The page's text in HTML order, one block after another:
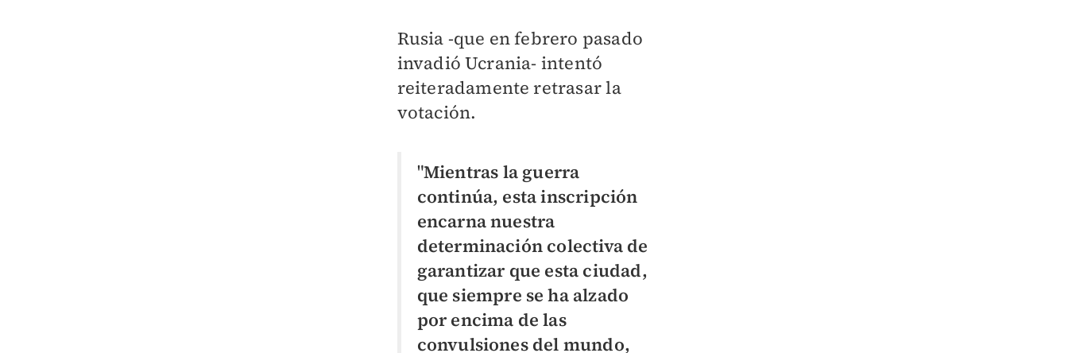
Rusia -que en febrero pasado
invadió Ucrania- intentó
reiteradamente retrasar la
votación.
"Mientras la guerra
continúa, esta inscripción
encarna nuestra
determinación colectiva de
garantizar que esta ciudad,
que siempre se ha alzado
por encima de las
convulsiones del mundo,